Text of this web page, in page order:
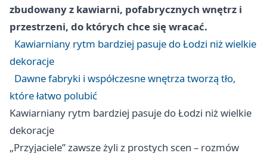
zbudowany z kawiarni, pofabrycznych wnętrz i
przestrzeni, do których chce się wracać.
Kawiarniany rytm bardziej pasuje do Łodzi niż wielkie
dekoracje
Dawne fabryki i współczesne wnętrza tworzą tło,
które łatwo polubić
Kawiarniany rytm bardziej pasuje do Łodzi niż wielkie
dekoracje
„Przyjaciele” zawsze żyli z prostych scen – rozmów